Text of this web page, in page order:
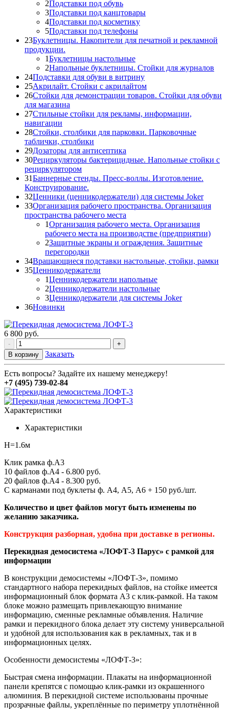
2Подставки под обувь
3Подставки под канцтовары
4Подставки под косметику
5Подставки под телефоны
23Буклетницы. Накопители для печатной и рекламной
продукции.
1Буклетницы настольные
2Напольные буклетницы. Стойки для журналов
24Подставки для обуви в витрину
25Акрилайт. Стойки с акрилайтом
26Стойки для демонстрации товаров. Стойки для обуви
для магазина
27Стильные стойки для рекламы, информации,
навигации
28Стойки, столбики для парковки. Парковочные
таблички, столбики
29Дозаторы для антисептика
30Рециркуляторы бактерицидные. Напольные стойки с
рециркулятором
31Баннерные стенды. Пресс-воллы. Изготовление.
Конструирование.
32Ценники (ценникодержатели) для системы Joker
33Организация рабочего пространства. Организация
пространства рабочего места
1Организация рабочего места. Организация
рабочего места на производстве (предприятии)
2Защитные экраны и ограждения. Защитные
перегородки
34Вращающиеся подставки настольные, стойки, рамки
35Ценникодержатели
1Ценникодержатели напольные
2Ценникодержатели настольные
3Ценникодержатели для системы Joker
36Новинки
6 800 руб.
-
+
В корзину
Заказать
Есть вопросы? Задайте их нашему менеджеру!
+7 (495) 739-02-84
Характеристики
Характеристики
H=1.6м
Клик рамка ф.А3
10 файлов ф.А4 - 6.800 руб.
20 файлов ф.А4 - 8.300 руб.
С карманами под буклеты ф. А4, А5, А6 + 150 руб./шт.
Количество и цвет файлов могут быть изменены по
желанию заказчика.
Конструкция разборная, удобна при доставке в регионы.
Перекидная демосистема «ЛОФТ-3 Парус» с рамкой для
информации
В конструкции демосистемы «ЛОФТ-3», помимо
стандартного набора перекидных файлов, на стойке имеется
информационный блок формата А3 с клик-рамкой. На таком
блоке можно размещать привлекающую внимание
информацию, сменные рекламные объявления. Наличие
рамки и перекидного блока делает эту систему универсальной
и удобной для использования как в рекламных, так и в
информационных целях.
Особенности демосистемы «ЛОФТ-3»:
Быстрая смена информации. Плакаты на информационной
панели крепятся с помощью клик-рамки из окрашенного
алюминия. В перекидной системе использованы прочные
прозрачные файлы, укреплённые по периметру уплотнённой